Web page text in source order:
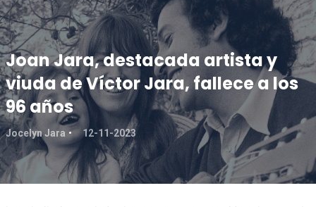
Joan Jara, destacada artista y
viuda de Víctor Jara, fallece a los
96 años
Jocelyn Jara 12-11-2023